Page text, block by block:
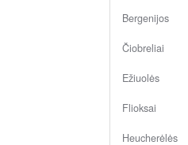
Bergenijos
Čiobreliai
Ežiuolės
Flioksai
Heucherėlės